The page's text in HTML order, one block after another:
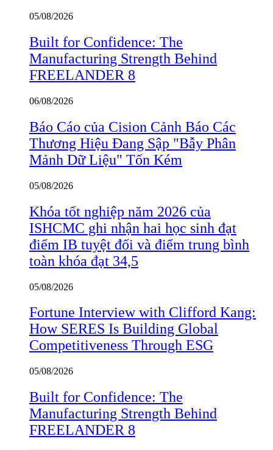
05/08/2026
Built for Confidence: The
Manufacturing Strength Behind
FREELANDER 8
06/08/2026
Báo Cáo của Cision Cảnh Báo Các
Thương Hiệu Đang Sập "Bẫy Phân
Mảnh Dữ Liệu" Tốn Kém
05/08/2026
Khóa tốt nghiệp năm 2026 của
ISHCMC ghi nhận hai học sinh đạt
điểm IB tuyệt đối và điểm trung bình
toàn khóa đạt 34,5
05/08/2026
Fortune Interview with Clifford Kang:
How SERES Is Building Global
Competitiveness Through ESG
05/08/2026
Built for Confidence: The
Manufacturing Strength Behind
FREELANDER 8